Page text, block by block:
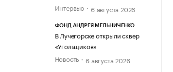
Интервью
6 августа 2026
ФОНД АНДРЕЯ МЕЛЬНИЧЕНКО
В Лучегорске открыли сквер
«Угольщиков»
Новость
6 августа 2026